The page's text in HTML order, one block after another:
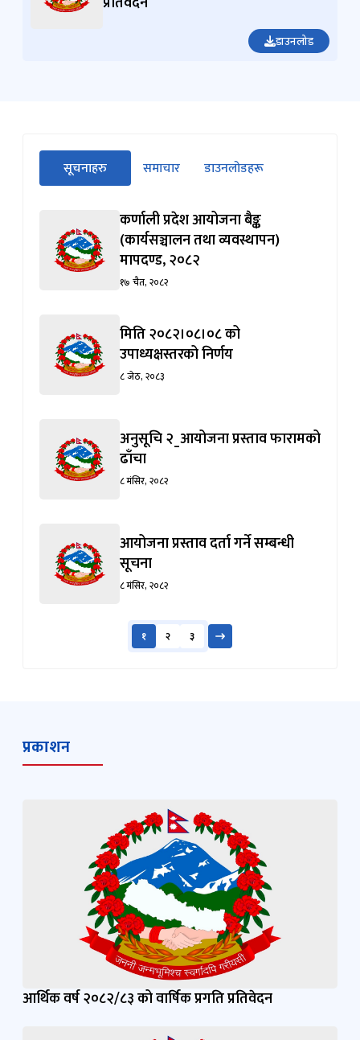
डाउनलोड
सीधा
पहिलो
जानुहोस्
सूचनाहरु
(सक्रिय ट्याब)
समाचार डाउनलोडहरू
कर्णाली प्रदेश आयोजना बैङ्क
(कार्यसञ्चालन तथा व्यवस्थापन)
मापदण्ड, २०८२
१७ चैत, २०८२
मिति २०८२।०८।०८ को
उपाध्यक्षस्तरको निर्णय
८ जेठ, २०८३
अनुसूचि २_आयोजना प्रस्ताव फारामको
ढाँचा
८ मंसिर, २०८२
आयोजना प्रस्ताव दर्ता गर्ने सम्बन्धी
सूचना
८ मंसिर, २०८२
१ २ ३
प्रकाशन
आर्थिक वर्ष २०८२/८३ को वार्षिक प्रगति प्रतिवेदन